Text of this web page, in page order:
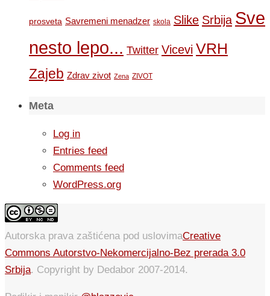
prosveta Savremeni menadzer skola Slike Srbija Sve
nesto lepo... Twitter Vicevi VRH
Zajeb Zdrav zivot Zena ZIVOT
Meta
Log in
Entries feed
Comments feed
WordPress.org
Autorska prava zaštićena pod uslovimaCreative
Commons Autorstvo-Nekomercijalno-Bez prerada 3.0
Srbija. Copyright by Dedabor 2007-2014.